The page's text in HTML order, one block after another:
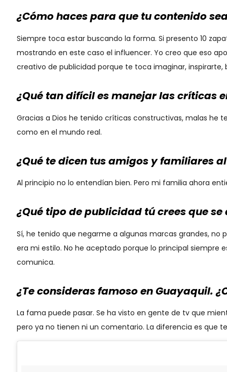
¿Cómo haces para que tu contenido
Siempre toca estar buscando la forma. Si presento 10
mostrando en este caso el influencer. Yo creo que eso
creativo de publicidad porque te toca imaginar,
¿Qué tan difícil es manejar las críticas
Gracias a Dios he tenido críticas constructivas, malas he
como en el mundo real.
¿Qué te dicen tus amigos y familiares
Al principio no lo entendían bien. Pero mi familia ahora
¿Qué tipo de publicidad tú crees que
Sí, he tenido que negarme a algunas marcas grandes,
era mi estilo. No he aceptado porque lo principal siempre
comunica.
¿Te consideras famoso en Guayaquil.
La fama puede pasar. Se ha visto en gente de tv que
pero ya no tienen ni un comentario. La diferencia es que